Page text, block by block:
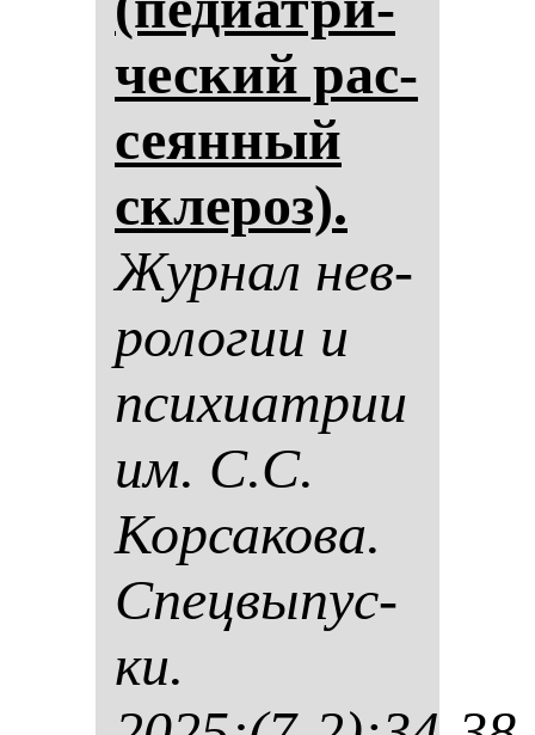
чес­кий рас­
се­ян­ный
скле­роз).
Жур­нал нев­
ро­ло­гии и
пси­хи­ат­рии
им. С.С.
Кор­са­ко­ва.
Спец­вы­пус­
ки.